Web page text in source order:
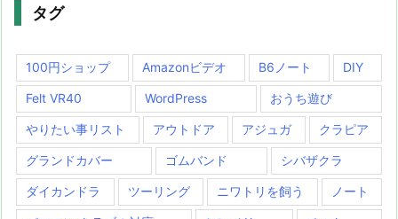
タグ
100円ショップ Amazonビデオ B6ノート DIY
Felt VR40 WordPress おうち遊び
やりたい事リスト アウトドア アジュガ クラピア
グランドカバー ゴムバンド シバザクラ
ダイカンドラ ツーリング ニワトリを飼う ノート